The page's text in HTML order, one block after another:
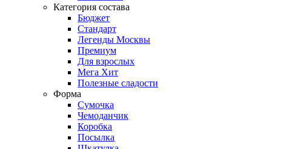
Категория состава
Бюджет
Стандарт
Легенды Москвы
Премиум
Для взрослых
Мега Хит
Полезные сладости
Форма
Сумочка
Чемоданчик
Коробка
Посылка